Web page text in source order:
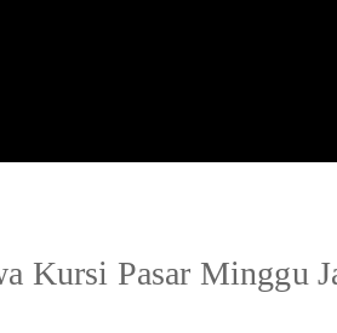
Kursi Pasar Minggu